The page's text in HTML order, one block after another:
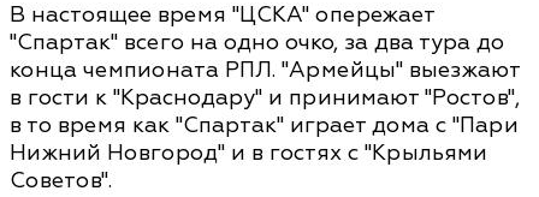
В настоящее время "ЦСКА" опережает
"Спартак" всего на одно очко, за два тура до
конца чемпионата РПЛ. "Армейцы" выезжают
в гости к "Краснодару" и принимают "Ростов",
в то время как "Спартак" играет дома с "Пари
Нижний Новгород" и в гостях с "Крыльями
Советов".